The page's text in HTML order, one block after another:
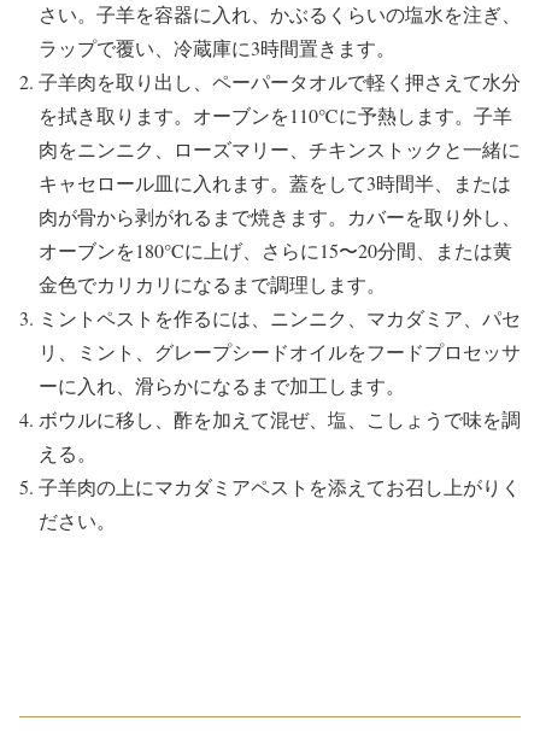
さい。子羊を容器に入れ、かぶるくらいの塩水を注ぎ、
ラップで覆い、冷蔵庫に3時間置きます。
子羊肉を取り出し、ペーパータオルで軽く押さえて水分
を拭き取ります。オーブンを110℃に予熱します。子羊
肉をニンニク、ローズマリー、チキンストックと一緒に
キャセロール皿に入れます。蓋をして3時間半、または
肉が骨から剥がれるまで焼きます。カバーを取り外し、
オーブンを180°Cに上げ、さらに15〜20分間、または黄
金色でカリカリになるまで調理します。
ミントペストを作るには、ニンニク、マカダミア、パセ
リ、ミント、グレープシードオイルをフードプロセッサ
ーに入れ、滑らかになるまで加工します。
ボウルに移し、酢を加えて混ぜ、塩、こしょうで味を調
える。
子羊肉の上にマカダミアペストを添えてお召し上がりく
ださい。